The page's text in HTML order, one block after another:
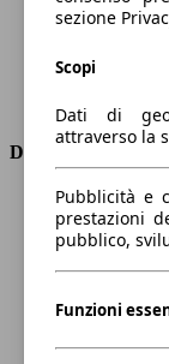
Trasmissione
Dimensioni
Altezza
Peso
sezione
Scopi
Dati di
attraverso la
Pubblicità e
prestazioni
pubblico,
Funzioni